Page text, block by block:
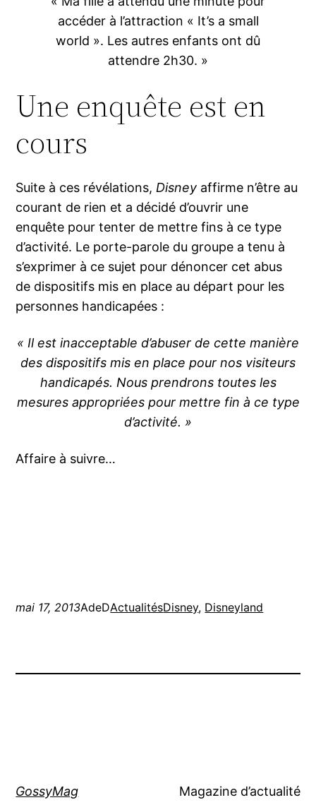
accéder à l’attraction « It’s a small
world ». Les autres enfants ont dû
attendre 2h30. »
Une enquête est en
cours
Suite à ces révélations,Disney affirme n’être au
courant de rien et a décidé d’ouvrir une
enquête pour tenter de mettre fins à ce type
d’activité. Le porte-parole du groupe a tenu à
s’exprimer à ce sujet pour dénoncer cet abus
de dispositifs mis en place au départ pour les
personnes handicapées :
« Il est inacceptable d’abuser de cette manière
des dispositifs mis en place pour nos visiteurs
handicapés. Nous prendrons toutes les
mesures appropriées pour mettre fin à ce type
d’activité. »
Affaire à suivre…
mai 17, 2013AdeDActualitésDisney, Disneyland
GossyMag Magazine d’actualité